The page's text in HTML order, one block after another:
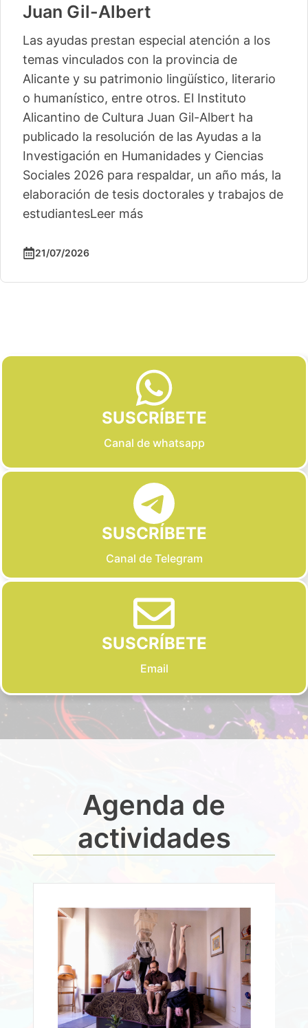
Juan Gil-Albert
Las ayudas prestan especial atención a los
temas vinculados con la provincia de
Alicante y su patrimonio lingüístico, literario
o humanístico, entre otros. El Instituto
Alicantino de Cultura Juan Gil-Albert ha
publicado la resolución de las Ayudas a la
Investigación en Humanidades y Ciencias
Sociales 2026 para respaldar, un año más, la
elaboración de tesis doctorales y trabajos de
estudiantesLeer más
21/07/2026
SUSCRÍBETE
Canal de whatsapp
SUSCRÍBETE
Canal de Telegram
SUSCRÍBETE
Email
Agenda de
actividades